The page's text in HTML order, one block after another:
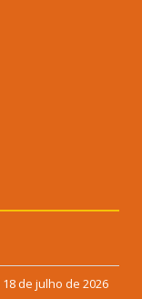
18 de julho de 2026